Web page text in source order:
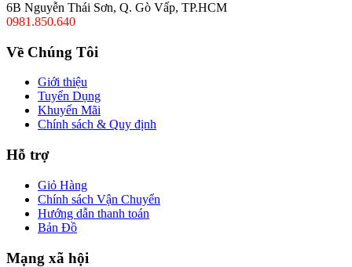
6B Nguyễn Thái Sơn, Q. Gò Vấp, TP.HCM
0981.850.640
Về Chúng Tôi
Giới thiệu
Tuyển Dụng
Khuyến Mãi
Chính sách & Quy định
Hỗ trợ
Giỏ Hàng
Chính sách Vận Chuyển
Hướng dẫn thanh toán
Bản Đồ
Mạng xã hội